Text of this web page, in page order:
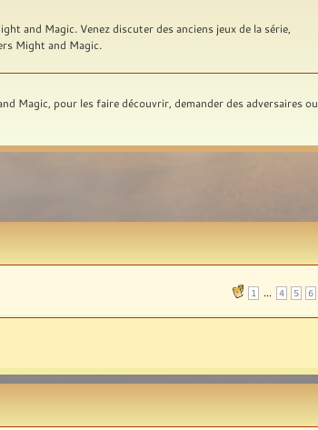
and Magic. Venez discuter des anciens jeux de la série,
Might and Magic.
Magic, pour les faire découvrir, demander des adversaires ou
1 ... 4 5 6